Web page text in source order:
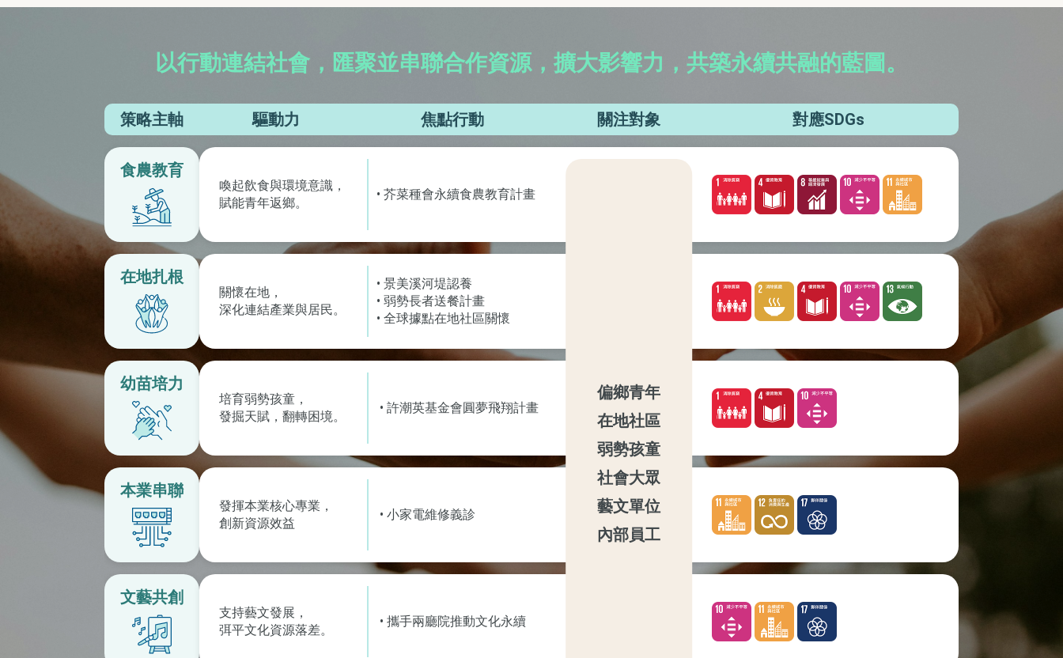
以行動連結社會，匯聚並串聯合作資源，擴大影響力，共築永續共融的藍圖。
策略主軸 驅動力 焦點行動 關注對象 對應SDGs
食農教育
喚起飲食與環境意識，
賦能青年返鄉。
• 芥菜種會永續食農教育計畫
在地扎根
關懷在地，
深化連結產業與居民。
• 景美溪河堤認養
• 弱勢長者送餐計畫
• 全球據點在地社區關懷
幼苗培力
培育弱勢孩童，
發掘天賦，翻轉困境。
• 許潮英基金會圓夢飛翔計畫
本業串聯
發揮本業核心專業，
創新資源效益
• 小家電維修義診
文藝共創
支持藝文發展，
弭平文化資源落差。
• 攜手兩廳院推動文化永續
偏鄉青年
在地社區
弱勢孩童
社會大眾
藝文單位
內部員工